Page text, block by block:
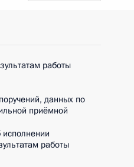
работы
данных по
приёмной
работы